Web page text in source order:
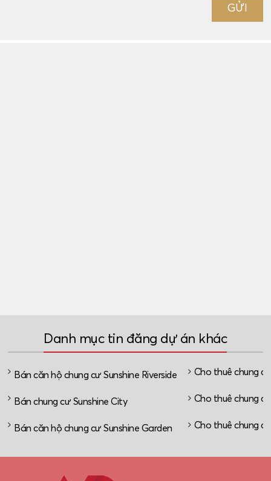
Danh mục tin đăng dự án khác
Bán căn hộ chung cư Sunshine Riverside Cho thuê chung
Bán chung cư Sunshine City Cho thuê chung
Bán căn hộ chung cư Sunshine Garden Cho thuê chung